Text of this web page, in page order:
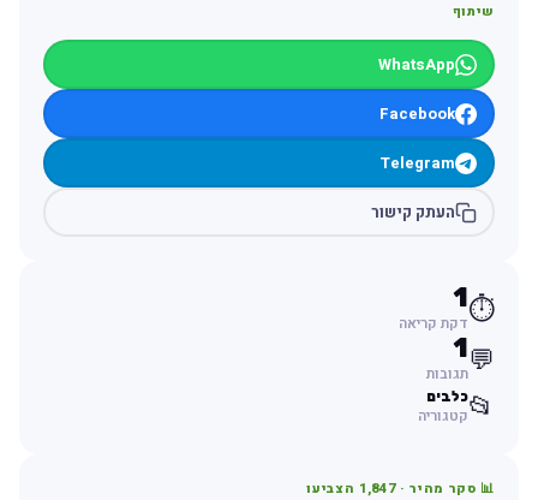
שיתוף
WhatsApp
Facebook
Telegram
העתק קישור
⏱️
1
דקת קריאה
💬
1
תגובות
📂כלבים
קטגוריה
📊 סקר מהיר ·1,847 הצביעו